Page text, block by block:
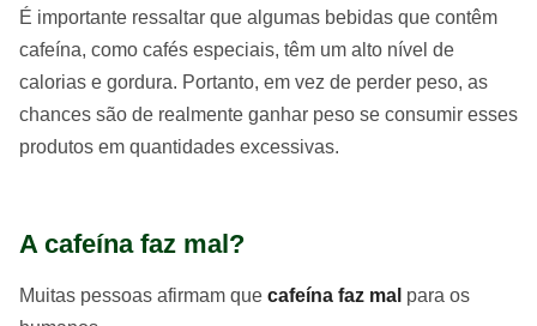
É importante ressaltar que algumas bebidas que contêm
cafeína, como cafés especiais, têm um alto nível de
calorias e gordura. Portanto, em vez de perder peso, as
chances são de realmente ganhar peso se consumir esses
produtos em quantidades excessivas.
A cafeína faz mal?
Muitas pessoas afirmam que cafeína faz mal para os